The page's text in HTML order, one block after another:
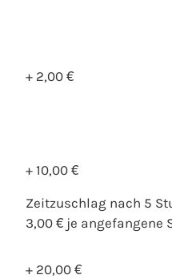
+ 2,00 €
+ 10,00 €
Zeitzuschlag nach 5
3,00 € je angefangene
+ 20,00 €